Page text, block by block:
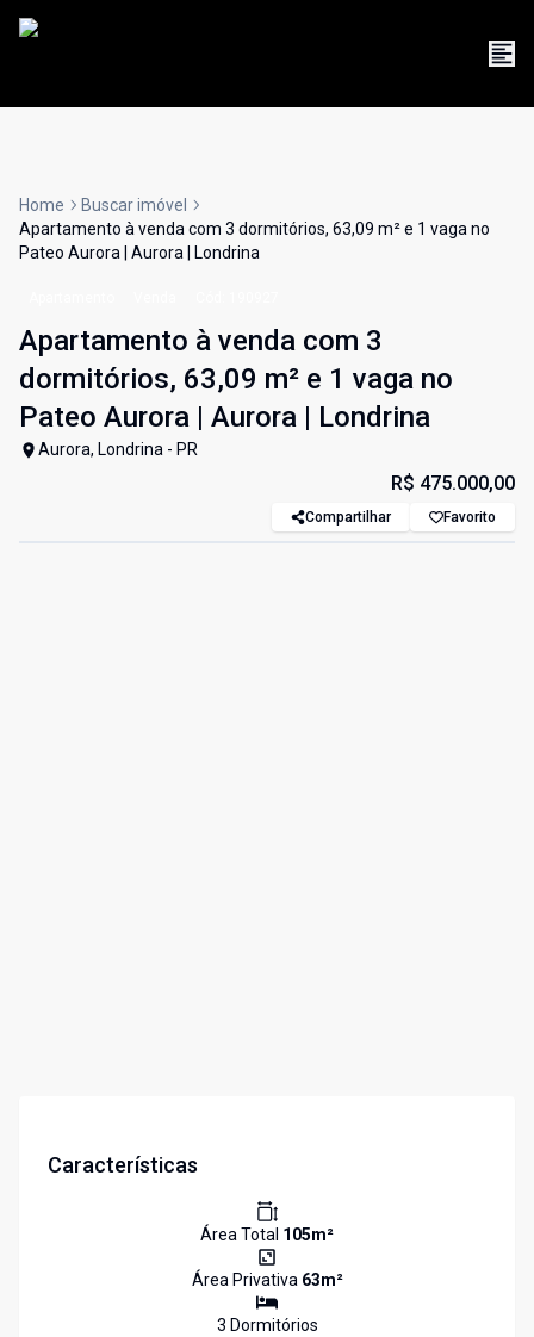
Home
Buscar imóvel
Apartamento à venda com 3 dormitórios, 63,09 m² e 1 vaga no
Pateo Aurora | Aurora | Londrina
Apartamento à venda com 3
dormitórios, 63,09 m² e 1 vaga no
Pateo Aurora | Aurora | Londrina
Aurora, Londrina - PR
R$ 475.000,00
Compartilhar Favorito
Características
Área Total 105m²
Área Privativa 63m²
3 Dormitórios